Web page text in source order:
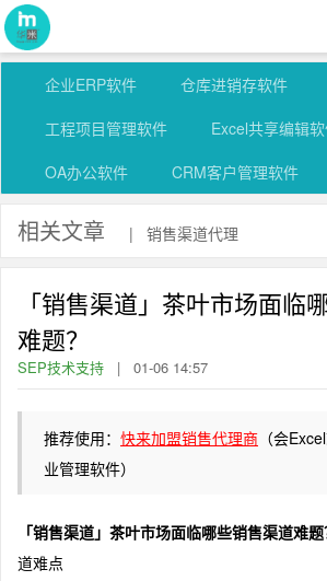
企业ERP软件
仓库进销存软件
工程项目管理软件
Excel共享编辑
OA办公软件
CRM客户管理软件
相关文章 | 销售渠道代理
「销售渠道」茶叶市场面临
难题？
SEP技术支持 | 01-06 14:57
推荐使用： 快来加盟销售代理商 （会
业管理软件）
「销售渠道」茶叶市场面临哪些销售渠道难题
道难点